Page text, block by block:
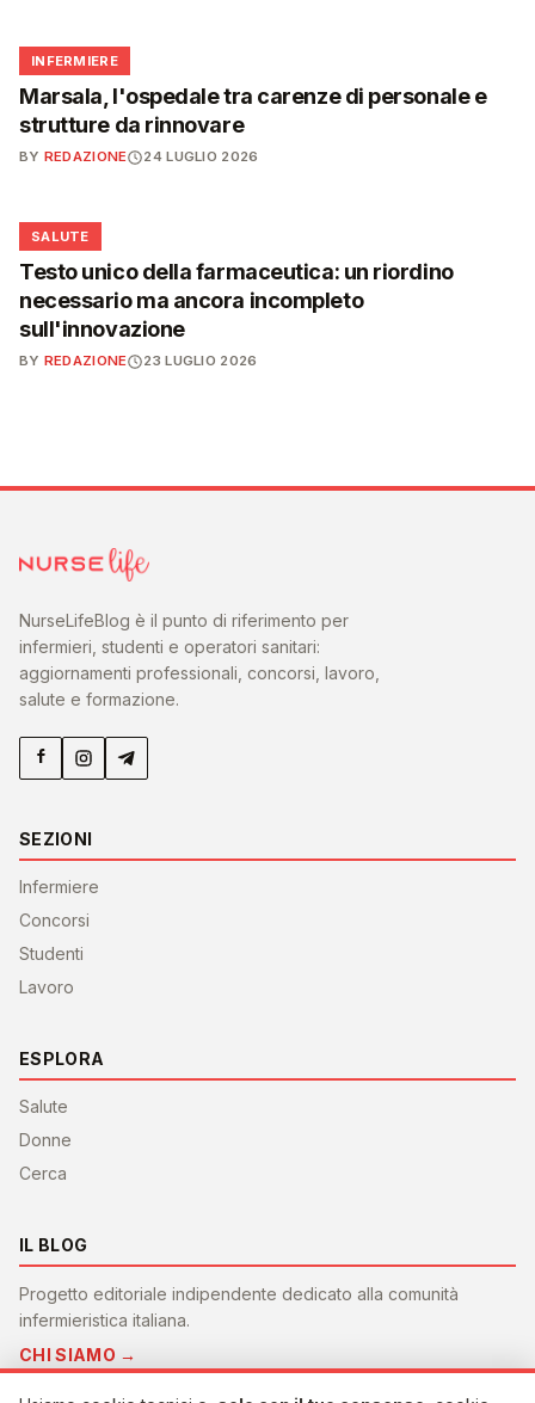
🩺
INFERMIERE
Marsala, l'ospedale tra carenze di personale e
strutture da rinnovare
BY REDAZIONE 24 LUGLIO 2026
❤️
SALUTE
Testo unico della farmaceutica: un riordino
necessario ma ancora incompleto
sull'innovazione
BY REDAZIONE 23 LUGLIO 2026
NurseLifeBlog è il punto di riferimento per
infermieri, studenti e operatori sanitari:
aggiornamenti professionali, concorsi, lavoro,
salute e formazione.
SEZIONI
Infermiere
Concorsi
Studenti
Lavoro
ESPLORA
Salute
Donne
Cerca
IL BLOG
Progetto editoriale indipendente dedicato alla comunità
infermieristica italiana.
CHI SIAMO →